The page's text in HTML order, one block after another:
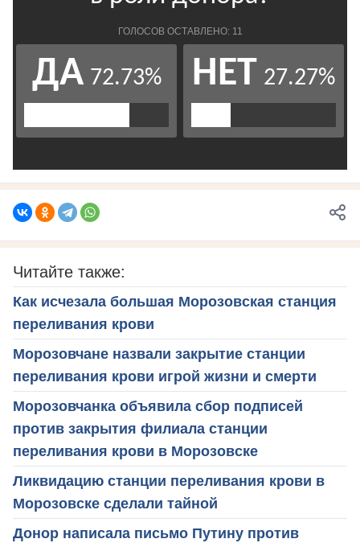
Читайте также:
Как исчезала большая Морозовская станция
переливания крови
Морозовчане назвали закрытие станции
переливания крови игрой жизни и смерти
Морозовчанка объявила сбор подписей
против закрытия филиала станции
переливания крови в Морозовске
Ликвидацию станции переливания крови в
Морозовске сделали тайной
Донор написала письмо Путину против